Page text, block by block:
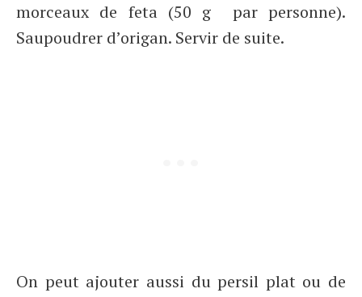
morceaux de feta (50 g par personne).
Saupoudrer d’origan. Servir de suite.
On peut ajouter aussi du persil plat ou de